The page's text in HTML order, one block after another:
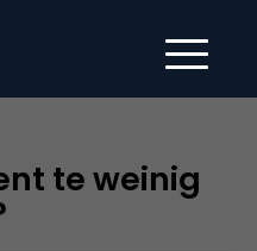
te weinig